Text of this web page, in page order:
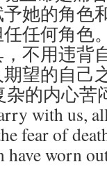
她的角色
任何角色
不用违背
望的自己
的内心苦
with us,
fear of
have worn